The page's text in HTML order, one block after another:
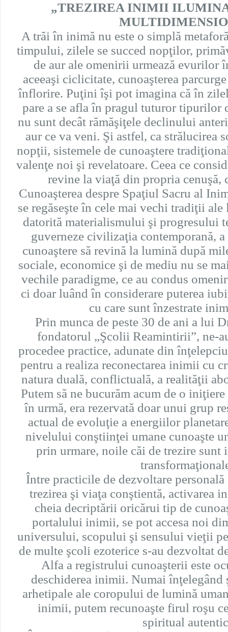
„TREZIREA INIMII
A trăi în inimă nu este o simplă
timpului, zilele se succed nopţilor,
de aur ale omenirii urmează evurilor
aceeaşi ciclicitate, cunoaşterea
înflorire. Puţini îşi pot imagina că în
pare a se afla în pragul tuturor tipurilor
nu sunt decât rămăşiţele declinului
aur ce va veni. Şi astfel, ca strălucirea
nopţii, sistemele de cunoaştere
valenţe noi şi revelatoare. Ceea ce
revine la viaţă din propria cenuşă,
Cunoaşterea despre Spaţiul Sacru al
se regăseşte în cele mai vechi tradiţii
datorită materialismului şi progresului
guverneze civilizaţia contemporană,
cunoaştere să revină la lumină după
sociale, economice şi de mediu nu se
vechile paradigme, ce au condus
ci doar luând în considerare puterea
cu care sunt înzestrate
Prin munca de peste 30 de ani a lui
fondatorul „Şcolii Reamintirii”, ne-
procedee practice, adunate din
pentru a realiza reconectarea inimii cu
natura duală, conflictuală, a realităţii
Putem să ne bucurăm acum de o
în urmă, era rezervată doar unui grup
actual de evoluţie a energiilor
nivelului conştiinţei umane cunoaşte
prin urmare, noile căi de trezire
Între practicile de dezvoltare personală
trezirea şi viaţa conştientă, activarea
cheia decriptării oricărui tip de
portalului inimii, se pot accesa noi
universului, scopului şi sensului vieţii pe
de multe şcoli ezoterice s-au dezvoltat
Alfa a registrului cunoaşterii este
deschiderea inimii. Numai
arhetipale ale coropului de lumină
inimii, putem recunoaşte firul roşu
spiritual